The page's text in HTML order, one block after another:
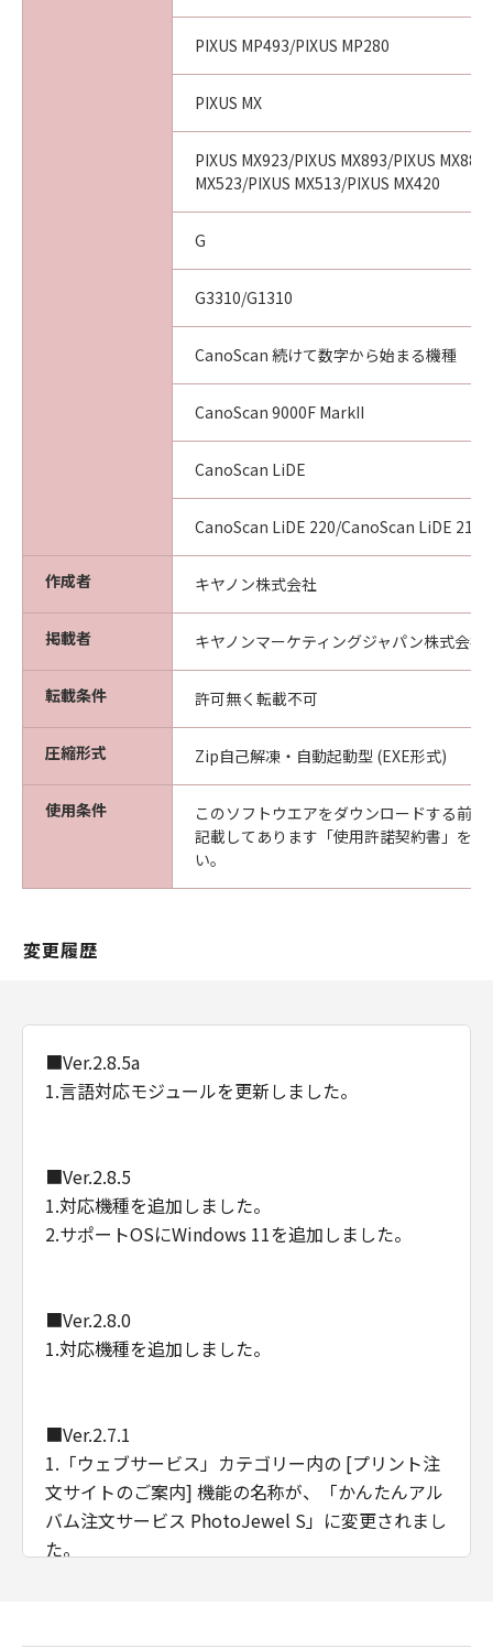
PIXUS MP493/PIXUS MP280
PIXUS MX
PIXUS MX923/PIXUS MX893/PIXUS
MX523/PIXUS MX513/PIXUS MX420
G
G3310/G1310
CanoScan 続けて数字から始まる機種
CanoScan 9000F MarkII
CanoScan LiDE
CanoScan LiDE 220/CanoScan LiDE 210
作成者 キヤノン株式会社
掲載者 キヤノンマーケティングジャパン株式会社
転載条件 許可無く転載不可
圧縮形式 Zip自己解凍・自動起動型 (EXE形式)
使用条件
このソフトウエアをダウンロードする前
記載してあります「使用許諾契約書」を
い。
変更履歴
■Ver.2.8.5a
1.言語対応モジュールを更新しました。
■Ver.2.8.5
1.対応機種を追加しました。
2.サポートOSにWindows 11を追加しました。
■Ver.2.8.0
1.対応機種を追加しました。
■Ver.2.7.1
1.「ウェブサービス」カテゴリー内の [プリント注
文サイトのご案内] 機能の名称が、「かんたんアル
バム注文サービス PhotoJewel S」に変更されまし
た。